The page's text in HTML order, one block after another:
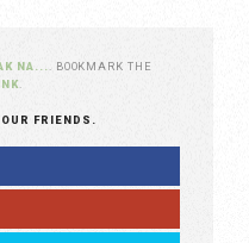
NA...
. BOOKMARK THE
FRIENDS.